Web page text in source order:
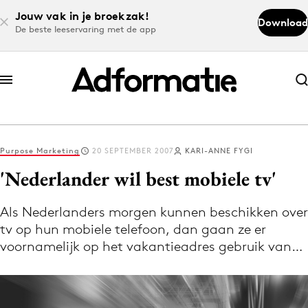
Jouw vak in je broekzak!
De beste leeservaring met de app
Download
Abonneer nu
Abonneer nu
Log in
Download de app
Volg het laatste nieuws via de Adformatie
Nieuws app
Purpose Marketing 20 SEPTEMBER 2007 KARI-ANNE FYGI
'Nederlander wil best mobiele tv'
Als Nederlanders morgen kunnen beschikken over
tv op hun mobiele telefoon, dan gaan ze er
voornamelijk op het vakantieadres gebruik van…